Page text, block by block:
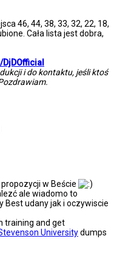
46, 44, 38, 33, 32, 22, 18,
Cała lista jest dobra,
i do kontaktu, jeśli ktoś
propozycji w Beście
ale wiadomo to
Best udany jak i oczywiscie
training and get
Universitydumps